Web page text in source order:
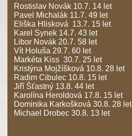
Rostislav Novák 10.7. 14 let
Pavel Michalák 11.7. 49 let
Eliška Hlisková 13.7. 15 let
Karel Synek 14.7. 43 let
Libor Novák 20.7. 58 let
Vít Holuša 29.7. 60 let
Markéta Kiss 30.7. 25 let
Kristýna Mojžíšková 10.8. 28 let
Radim Cibulec 10.8. 15 let
Jiří Šťastný 13.8. 44 let
Karolína Heroldová 17.8. 15 let
Dominika Karkošková 30.8. 28 let
Michael Drobec 30.8. 13 let